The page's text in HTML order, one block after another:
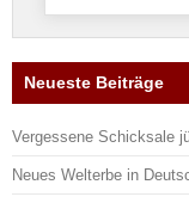
Neueste Beiträge
Vergessene Schicksale
Neues Welterbe in